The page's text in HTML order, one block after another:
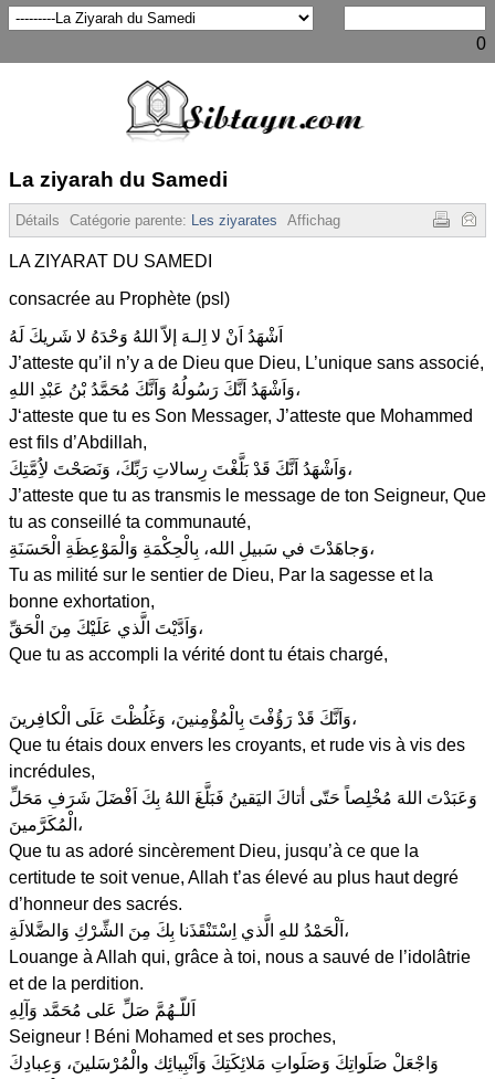
0
La ziyarah du Samedi
Détails Catégorie parente: Les ziyarates Affichages :
LA ZIYARAT DU SAMEDI
consacrée au Prophète (psl)
اَشْهَدُ اَنْ لا اِلـهَ إلاّ اللهُ وَحْدَهُ لا شَريكَ لَهُ
J’atteste qu’il n’y a de Dieu que Dieu, L’unique sans associé,
وَاَشْهَدُ اَنَّكَ رَسُولُهُ وَاَنَّكَ مُحَمَّدُ بْنُ عَبْدِ اللهِ،
J‘atteste que tu es Son Messager, J’atteste que Mohammed
est fils d’Abdillah,
وَاَشْهَدُ اَنَّكَ قَدْ بَلَّغْتَ رِسالاتِ رَبِّكَ، وَنَصَحْتَ لاُِمَّتِكَ،
J’atteste que tu as transmis le message de ton Seigneur, Que
tu as conseillé ta communauté,
وَجاهَدْتَ في سَبيلِ الله، بِالْحِكْمَةِ وَالْمَوْعِظَةِ الْحَسَنَةِ،
Tu as milité sur le sentier de Dieu, Par la sagesse et la
bonne exhortation,
وَاَدَّيْتَ الَّذي عَلَيْكَ مِنَ الْحَقِّ،
Que tu as accompli la vérité dont tu étais chargé,
وَاَنَّكَ قَدْ رَؤُفْتَ بِالْمُؤْمِنينَ، وَغَلُظْتَ عَلَى الْكافِرينَ،
Que tu étais doux envers les croyants, et rude vis à vis des
incrédules,
وَعَبَدْتَ اللهَ مُخْلِصاً حَتّى أتاكَ اليَقينُ فَبَلَّغَ اللهُ بِكَ اَفْضَلَ شَرَفِ مَحَلِّ
الْمُكَرَّمينَ،
Que tu as adoré sincèrement Dieu, jusqu’à ce que la
certitude te soit venue, Allah t’as élevé au plus haut degré
d’honneur des sacrés.
اَلْحَمْدُ للهِ الَّذي اِسْتَنْقَذَنا بِكَ مِنَ الشِّرْكِ وَالضَّلالَةِ،
Louange à Allah qui, grâce à toi, nous a sauvé de l’idolâtrie
et de la perdition.
اَللّـهُمَّ صَلِّ عَلى مُحَمَّد وَآلِهِ
Seigneur ! Béni Mohamed et ses proches,
وَاجْعَلْ صَلَواتِكَ وَصَلَواتِ مَلائِكَتِكَ وَاَنْبِيائِك والْمُرْسَلينَ، وَعِبادِكَ